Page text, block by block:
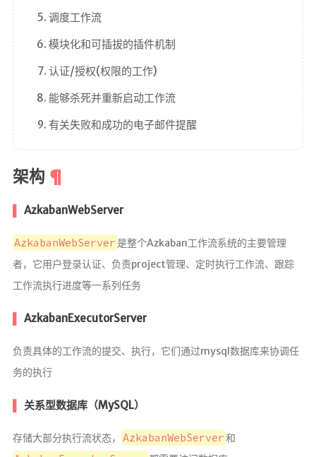
调度工作流
模块化和可插拔的插件机制
认证/授权(权限的工作)
能够杀死并重新启动工作流
有关失败和成功的电子邮件提醒
架构
AzkabanWebServer
AzkabanWebServer是整个Azkaban工作流系统的主要管理
者，它用户登录认证、负责project管理、定时执行工作流、跟踪
工作流执行进度等一系列任务
AzkabanExecutorServer
负责具体的工作流的提交、执行，它们通过mysql数据库来协调任
务的执行
关系型数据库（MySQL）
存储大部分执行流状态， AzkabanWebServer和